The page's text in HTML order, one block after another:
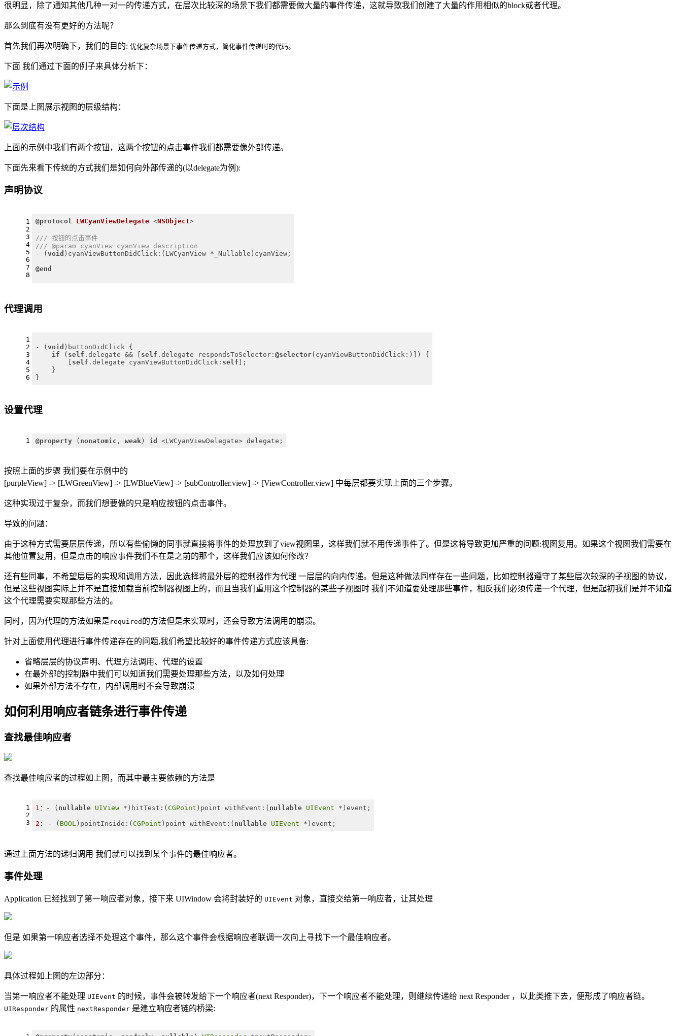
很明显，除了通知其他几种一对一的传递方式，在层次比较深的场景下我们都需要做大量的事件传递，这就导致我们创建了大量的作用相似的block或者代理。
那么到底有没有更好的方法呢？
首先我们再次明确下，我们的目的: 优化复杂场景下事件传递方式，简化事件传递时的代码。
下面 我们通过下面的例子来具体分析下：
下面是上图展示视图的层级结构：
上面的示例中我们有两个按钮，这两个按钮的点击事件我们都需要像外部传递。
下面先来看下传统的方式我们是如何向外部传递的(以delegate为例):
声明协议
1
2
3
4
5
6
7
8
@protocol LWCyanViewDelegate <NSObject>
/// 按钮的点击事件
/// @param cyanView cyanView description
- (void )cyanViewButtonDidClick:(LWCyanView *_Nullable)cyanView;
@end
代理调用
1
2
3
4
5
6
- ( void )buttonDidClick {
if ( self .delegate && [ self .delegate respondsToSelector: @selector(cyanViewButtonDidClick:)]) {
self .delegate cyanViewButtonDidClick: self ];
    }
}
设置代理
1 @property ( nonatomic , weak ) id <LWCyanViewDelegate> delegate;
按照上面的步骤 我们要在示例中的
[purpleView] -> [LWGreenView] -> [LWBlueView] -> [subController.view] -> [ViewController.view] 中每层都要实现上面的三个步骤。
这种实现过于复杂，而我们想要做的只是响应按钮的点击事件。
导致的问题：
由于这种方式需要层层传递，所以有些偷懒的同事就直接将事件的处理放到了view视图里，这样我们就不用传递事件了。但是这将导致更加严重的问题:视图复用。如果这个视图我们需要在
其他位置复用，但是点击的响应事件我们不在是之前的那个，这样我们应该如何修改？
还有些同事，不希望层层的实现和调用方法，因此选择将最外层的控制器作为代理 一层层的向内传递。但是这种做法同样存在一些问题，比如控制器遵守了某些层次较深的子视图的协议，
但是这些视图实际上并不是直接加载当前控制器视图上的，而且当我们重用这个控制器的某些子视图时 我们不知道要处理那些事件，相反我们必须传递一个代理，但是起初我们是并不知道
这个代理需要实现那些方法的。
同时，因为代理的方法如果是 required 的方法但是未实现时，还会导致方法调用的崩溃。
针对上面使用代理进行事件传递存在的问题,我们希望比较好的事件传递方式应该具备:
省略层层的协议声明、代理方法调用、代理的设置
在最外部的控制器中我们可以知道我们需要处理那些方法，以及如何处理
如果外部方法不存在，内部调用时不会导致崩溃
如何利用响应者链条进行事件传递
查找最佳响应者
查找最佳响应者的过程如上图，而其中最主要依赖的方法是
1
2
3
1 ：- ( nullable UIView *)hitTest:( CGPoint )point withEvent:( nullable UIEvent *)event;
2 : - ( BOOL)pointInside:( CGPoint )point withEvent:( nullable UIEvent *)event;
通过上面方法的递归调用 我们就可以找到某个事件的最佳响应者。
事件处理
Application 已经找到了第一响应者对象，接下来 UIWindow 会将封装好的 UIEvent 对象，直接交给第一响应者，让其处理
但是 如果第一响应者选择不处理这个事件，那么这个事件会根据响应者联调一次向上寻找下一个最佳响应者。
具体过程如上图的左边部分：
当第一响应者不能处理 UIEvent 的时候，事件会被转发给下一个响应者(next Responder)，下一个响应者不能处理，则继续传递给 next Responder ，以此类推下去，便形成了响应者链。
UIResponder 的属性 nextResponder 是建立响应者链的桥梁: